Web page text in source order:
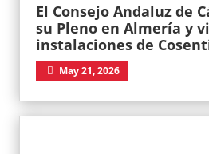
El Consejo Andaluz de
su Pleno en Almería y
instalaciones de
May 21, 2026